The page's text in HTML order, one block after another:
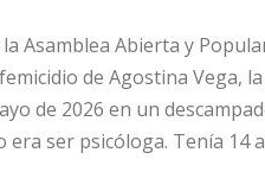
Asamblea Abierta y
de Agostina Vega,
de 2026 en un
ser psicóloga. Tenía 14